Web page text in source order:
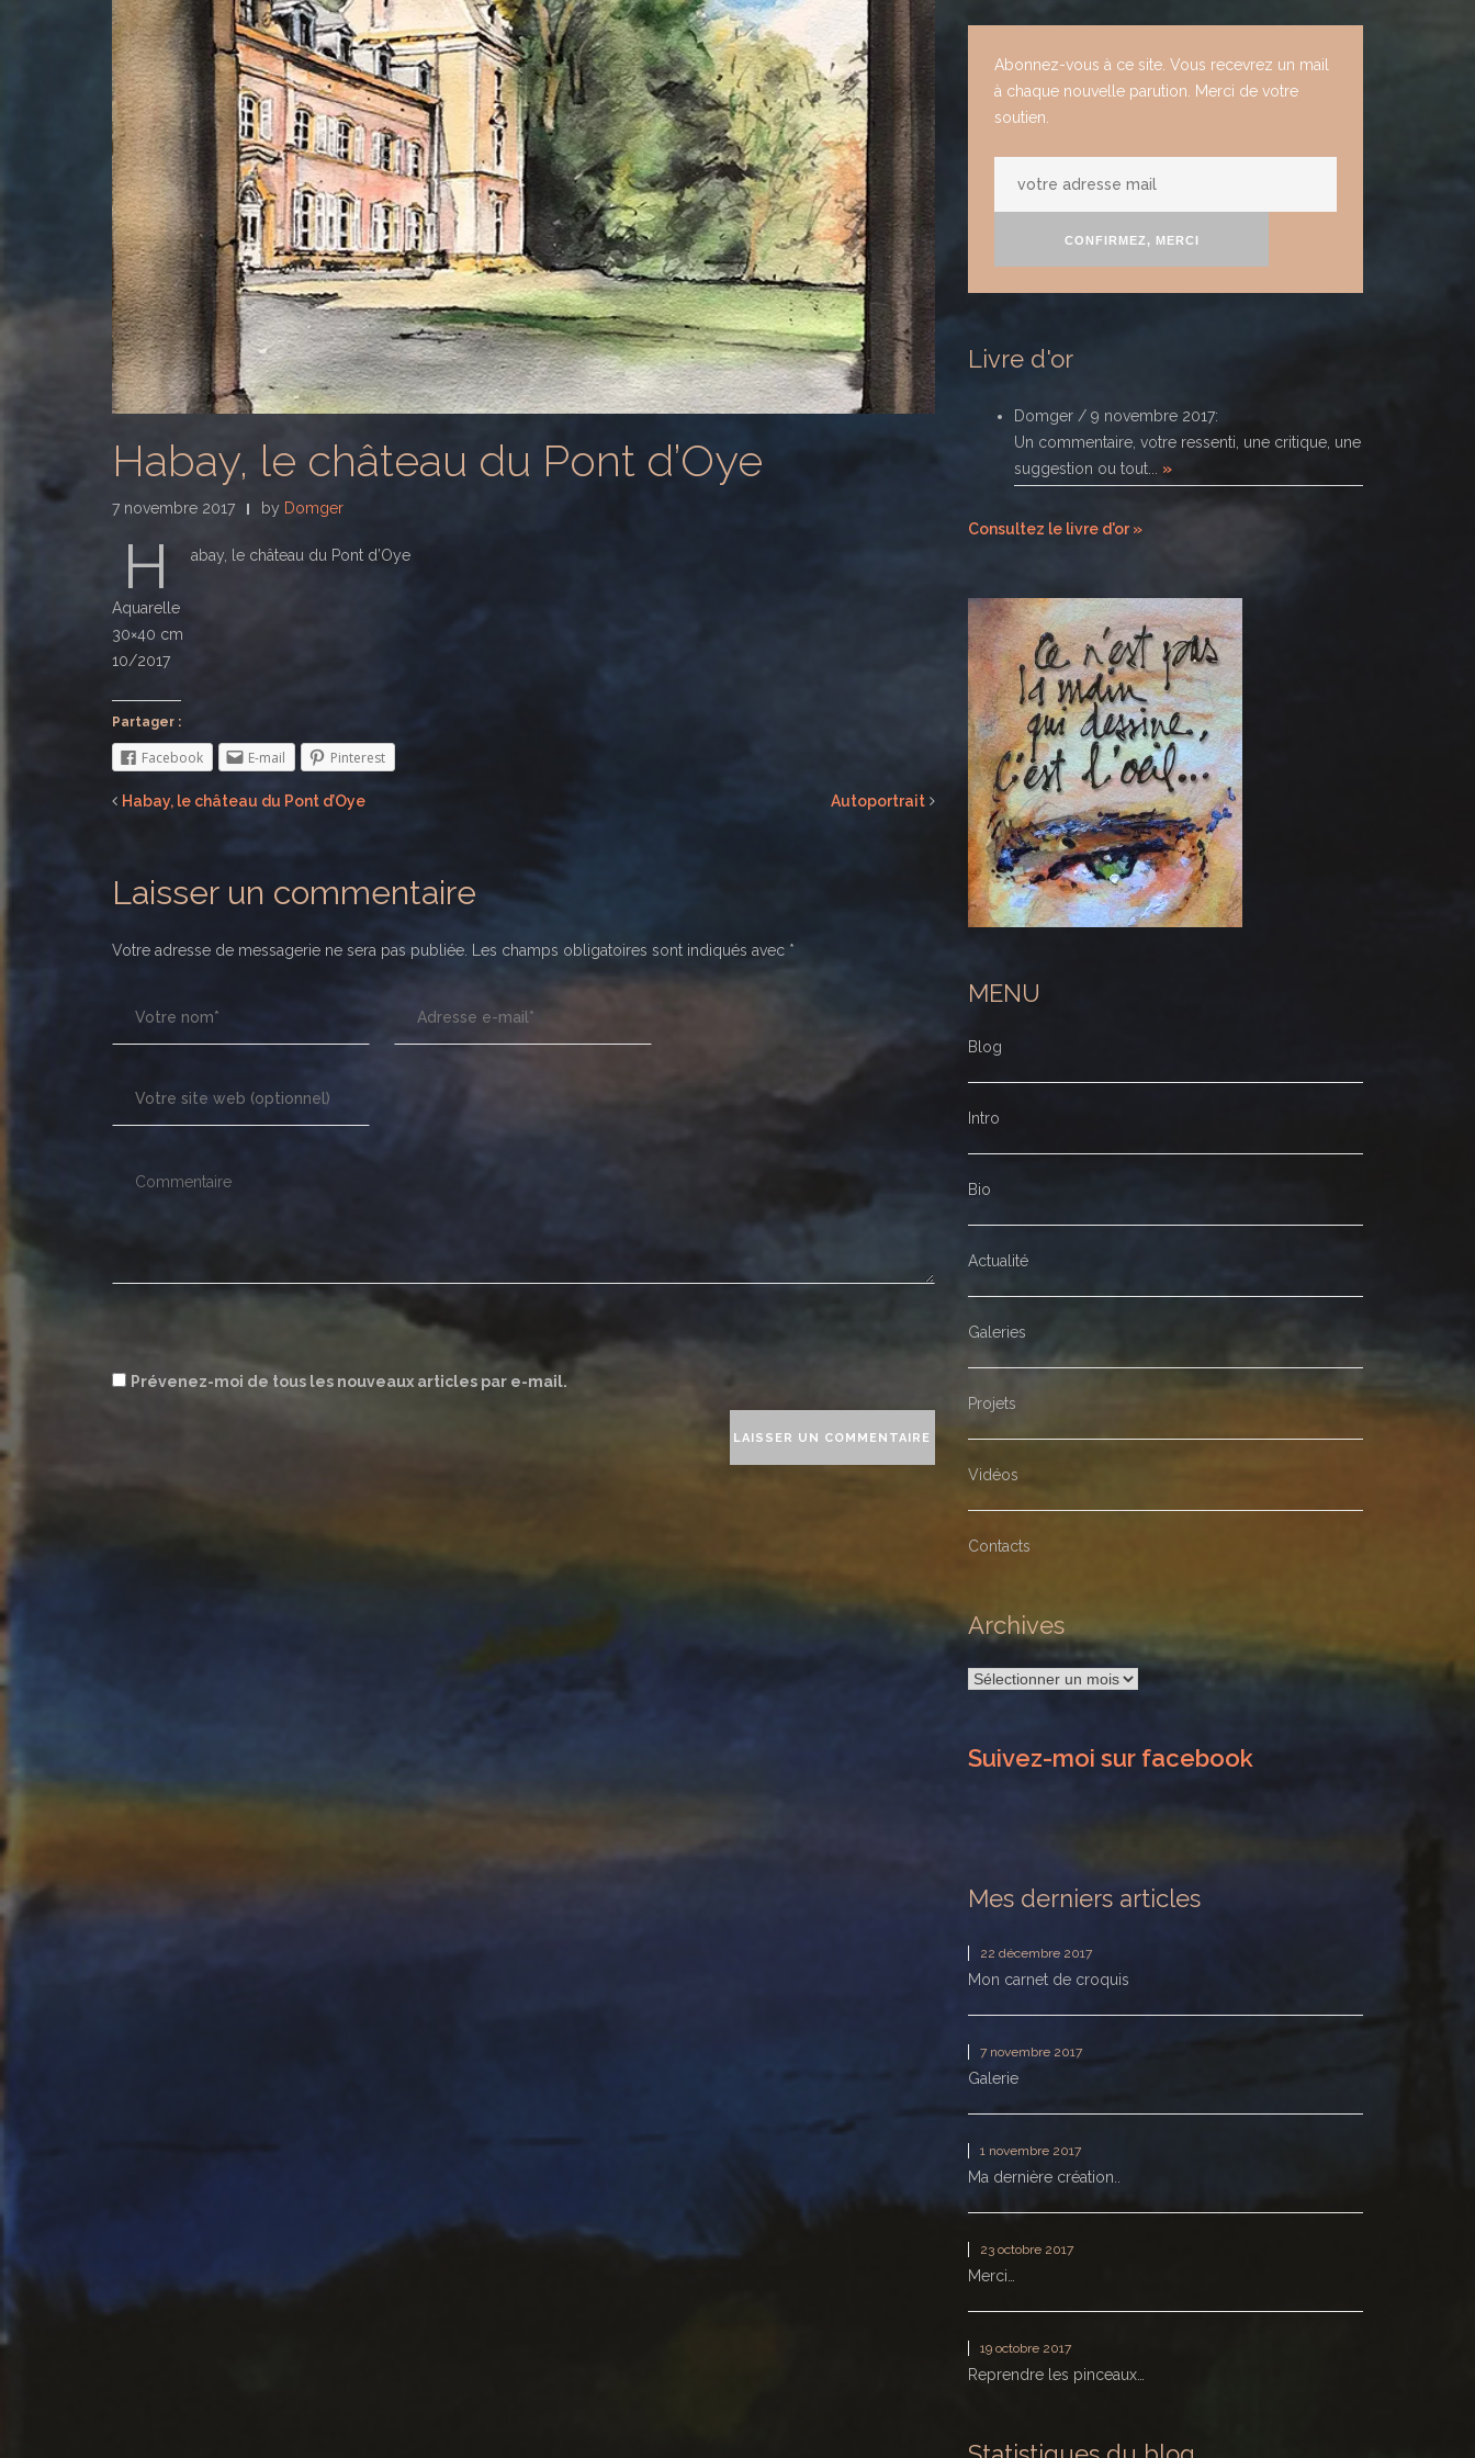
Habay, le château du Pont d’Oye
7 novembre 2017 by Domger
H abay, le château du Pont d’Oye
Aquarelle
30×40 cm
10/2017
Partager :
Facebook E-mail Pinterest
Habay, le château du Pont d’Oye Autoportrait
Laisser un commentaire
Votre adresse de messagerie ne sera pas publiée. Les champs obligatoires sont indiqués avec *
Prévenez-moi de tous les nouveaux articles par e-mail.
Abonnez-vous à ce site. Vous recevrez un mail
à chaque nouvelle parution. Merci de votre
soutien.
adresse
CONFIRMEZ, MERCI
Livre d'or
Domger / 9 novembre 2017:
Un commentaire, votre ressenti, une critique, une
suggestion ou tout... »
Consultez le livre d'or »
MENU
Blog
Intro
Bio
Actualité
Galeries
Projets
Vidéos
Contacts
Archives
Archives
Suivez-moi sur facebook
Mes derniers articles
22 décembre 2017
Mon carnet de croquis
7 novembre 2017
Galerie
1 novembre 2017
Ma dernière création..
23 octobre 2017
Merci…
19 octobre 2017
Reprendre les pinceaux…